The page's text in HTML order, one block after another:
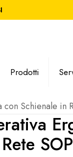
Prodotti
Schienale in